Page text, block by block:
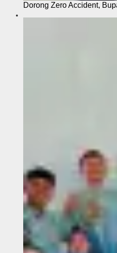
Dorong Zero Accident,